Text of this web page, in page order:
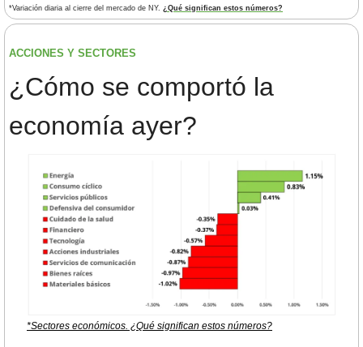
*Variación diaria al cierre del mercado de NY. ¿Qué significan estos números?
ACCIONES Y SECTORES
¿Cómo se comportó la
economía ayer?
*Sectores económicos. ¿Qué significan estos números?